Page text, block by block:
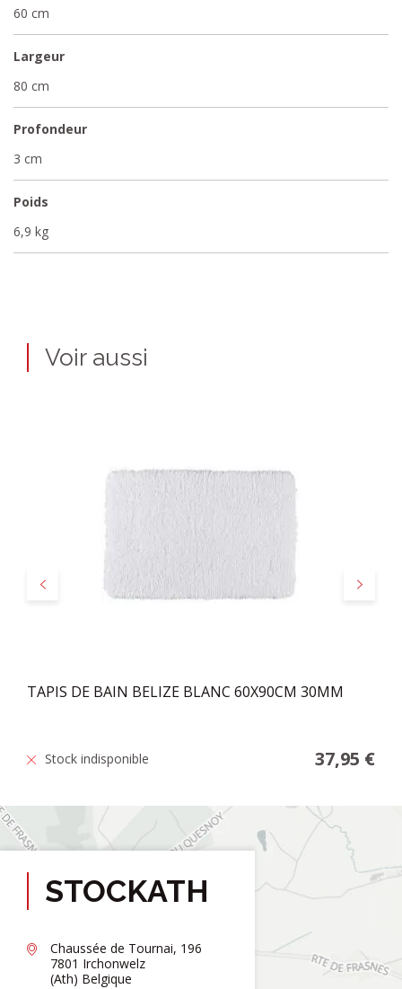
60 cm
Largeur
80 cm
Profondeur
3 cm
Poids
6,9 kg
Voir aussi
Précédent Suivant
TAPIS DE BAIN BELIZE BLANC 60X90CM 30MM
Stock indisponible 37,95 €
STOCKATH
Chaussée de Tournai, 196
7801 Irchonwelz
(Ath) Belgique